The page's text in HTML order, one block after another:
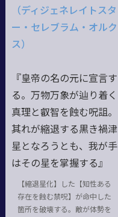
（ディジェネレイトスタ
ー・セレブラム・オルク
ス）
『皇帝の名の元に宣言す
る。万物万象が辿り着く
真理と叡智を蝕む呪詛。
其れが縮退する黒き禍津
星となろうとも、我が手
はその星を掌握する』
【縮退星化】した【知性ある
存在を蝕む禁呪】が命中した
箇所を破壊する。敵が体勢を